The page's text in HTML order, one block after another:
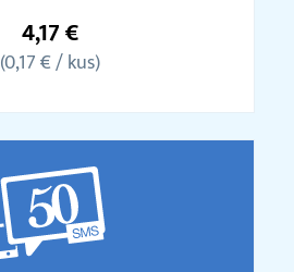
SMS
4,17 €
(0,17 € / kus)